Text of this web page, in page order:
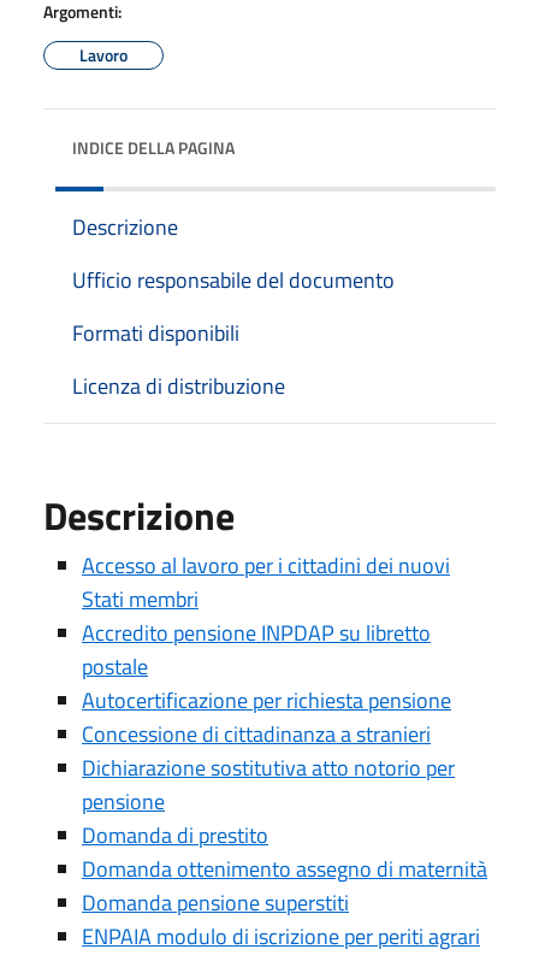
Argomenti:
Lavoro
INDICE DELLA PAGINA
Descrizione
Ufficio responsabile del documento
Formati disponibili
Licenza di distribuzione
Descrizione
Accesso al lavoro per i cittadini dei nuovi
Stati membri
Accredito pensione INPDAP su libretto
postale
Autocertificazione per richiesta pensione
Concessione di cittadinanza a stranieri
Dichiarazione sostitutiva atto notorio per
pensione
Domanda di prestito
Domanda ottenimento assegno di maternità
Domanda pensione superstiti
ENPAIA modulo di iscrizione per periti agrari